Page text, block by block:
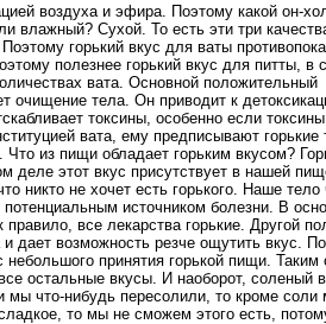
воздуха и эфира. Поэтому какой он-
влажный? Сухой. То есть эти три
горький вкус для ваты
полезнее горький вкус для питты, в
вата. Основной положительный
очищение тела. Он приводит к
токсины, особенно если токсины
вата, ему предписывают горькие
из пищи обладает горьким вкусом?
деле этот вкус присутствует в нашей
никто не хочет есть горького. Наше тело
источником болезни. В
все лекарства горькие. Другой
дает возможность резче ощутить вкус.
принятия горькой пищи. Таким
остальные вкусы. И наоборот, соленый
что-нибудь пересолили, то кроме соли
то мы не сможем этого есть,